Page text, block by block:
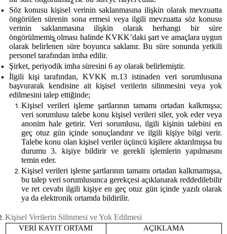
Söz konusu kişisel verinin saklanmasına ilişkin olarak mevzuatta
öngörülen sürenin sona ermesi veya ilgili mevzuatta söz konusu
verinin saklanmasına ilişkin olarak herhangi bir süre
öngörülmemiş̧ olması halinde KVKK’daki şart ve amaçlara uygun
olarak belirlenen süre boyunca saklanır. Bu süre sonunda yetkili
personel tarafından imha edilir.
Şirket, periyodik imha süresini 6 ay olarak belirlemiştir.
İlgili kişi tarafından, KVKK m.13 istinaden veri sorumlusuna
başvurarak kendisine ait kişisel verilerin silinmesini veya yok
edilmesini talep ettiğinde;
Kişisel verileri işleme şartlarının tamamı ortadan kalkmışsa;
veri sorumlusu talebe konu kişisel verileri siler, yok eder veya
anonim hale getirir. Veri sorumlusu, ilgili kişinin talebini en
geç otuz gün içinde sonuçlandırır ve ilgili kişiye bilgi verir.
Talebe konu olan kişisel veriler üçüncü kişilere aktarılmışsa bu
durumu 3. kişiye bildirir ve gerekli işlemlerin yapılmasını
temin eder.
Kişisel verileri işleme şartlarının tamamı ortadan kalkmamışsa,
bu talep veri sorumlusunca gerekçesi açıklanarak reddedilebilir
ve ret cevabı ilgili kişiye en geç otuz gün içinde yazılı olarak
ya da elektronik ortamda bildirilir.
Kişisel Verilerin Silinmesi ve Yok Edilmesi
VERİ KAYIT ORTAMI
AÇIKLAMA